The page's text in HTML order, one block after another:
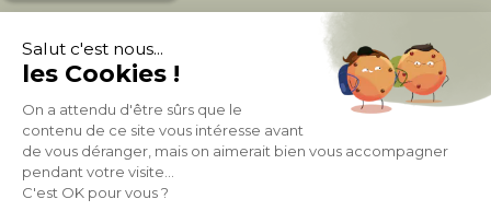
À PROPOS DE MILIBOO
AIDE & CONTACT